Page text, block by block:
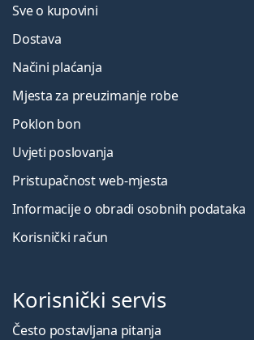
Sve o kupovini
Dostava
Načini plaćanja
Mjesta za preuzimanje robe
Poklon bon
Uvjeti poslovanja
Pristupačnost web-mjesta
Informacije o obradi osobnih podataka
Korisnički račun
Korisnički servis
Često postavljana pitanja